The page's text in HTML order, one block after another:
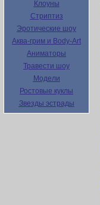
Клоуны
Стриптиз
Эротические шоу
Аква-грим и Body-Art
Аниматоры
Травести шоу
Модели
Ростовые куклы
Звезды эстрады